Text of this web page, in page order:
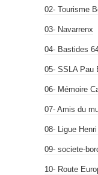
02- Tourisme
03- Navarrenx
04- Bastides
05- SSLA Pau
06- Mémoire
07- Amis du
08- Ligue
09- societe-
10- Route